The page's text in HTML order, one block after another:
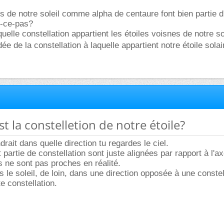
de notre soleil comme alpha de centaure font bien partie
ce-pas?
constellation appartient les étoiles voisnes de notre
de la constellation à laquelle appartient notre étoile
la constelletion de notre étoile?
dans quelle direction tu regardes le ciel.
partie de constellation sont juste alignées par rapport à
ne sont pas proches en réalité.
le soleil, de loin, dans une direction opposée à une
constellation.